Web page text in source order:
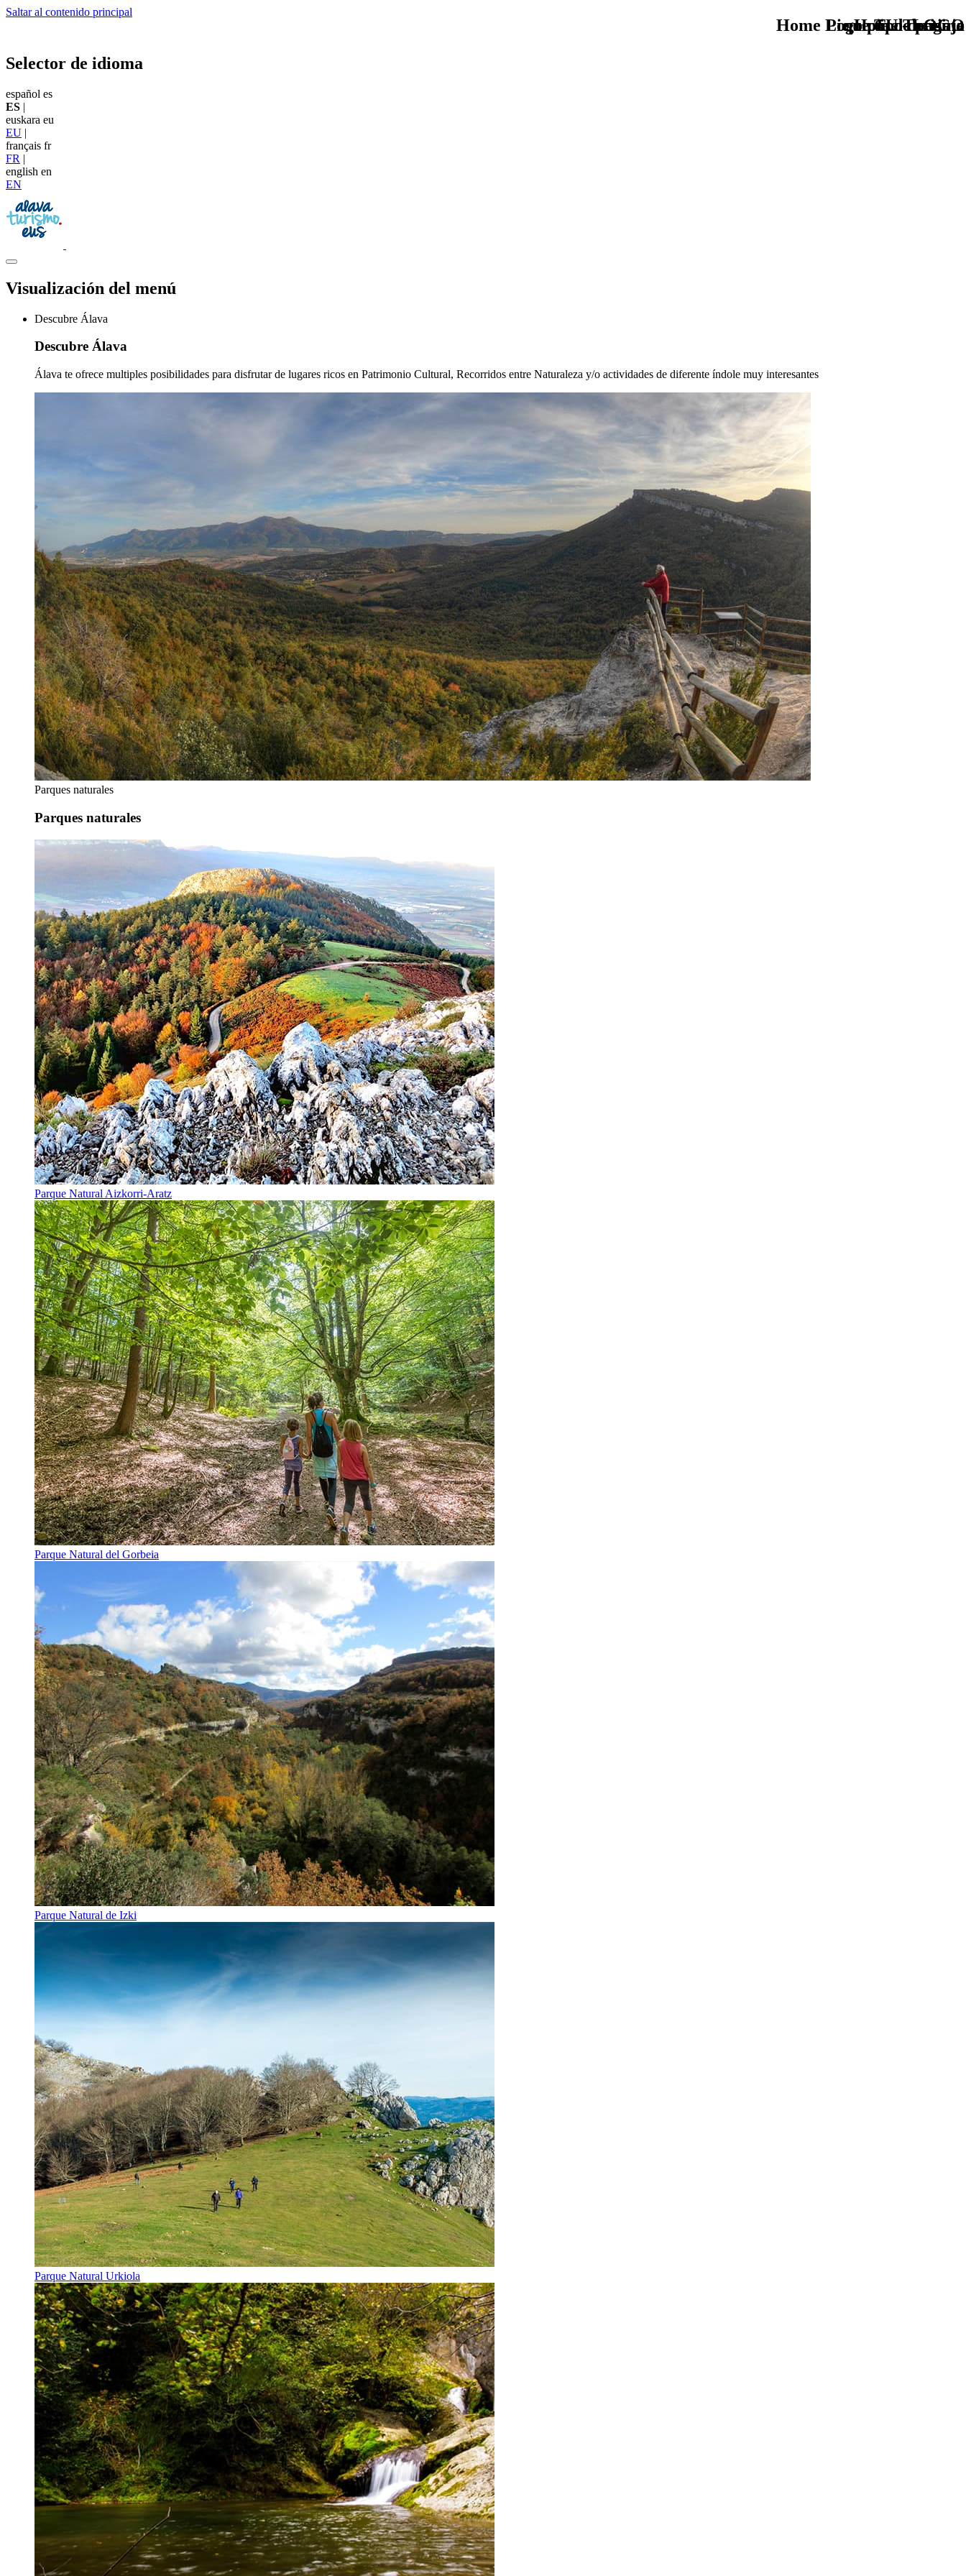
Saltar al contenido principal
TU - LOGO
Selector de idioma
español es
ES |
euskara eu
EU |
français fr
FR |
english en
EN
Visualización del menú
Descubre Álava
Descubre Álava
Álava te ofrece multiples posibilidades para disfrutar de lugares ricos en Patrimonio Cultural, Recorridos entre Naturaleza y/o actividades de diferente índole muy interesantes
Parques naturales
Parques naturales
Parque Natural Aizkorri-Aratz
Parque Natural del Gorbeia
Parque Natural de Izki
Parque Natural Urkiola
que tipo de viaje
Home Logo pie de página
Pie Home Turismo